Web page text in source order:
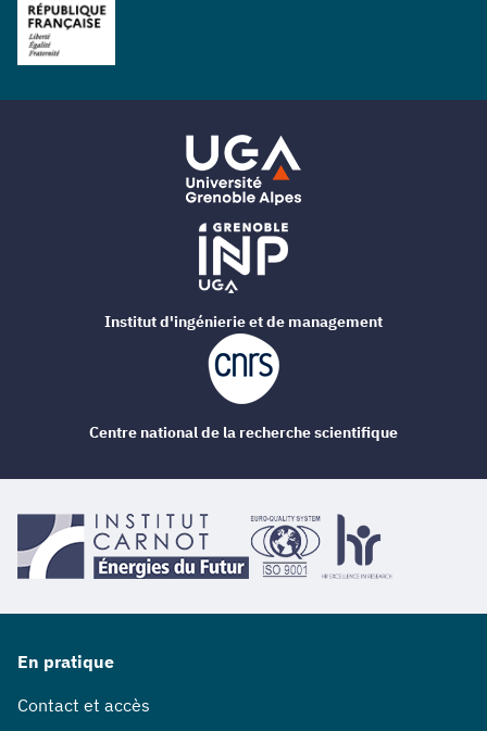
En pratique
Contact et accès
Institut d'ingénierie et de management
Centre national de la recherche scientifique